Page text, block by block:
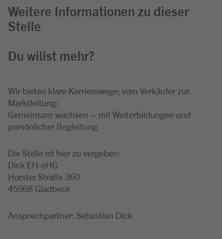
Weitere Informationen zu dieser
Stelle
Du willst mehr?
Wir bieten klare Karrierewege; vom Verkäufer zur
Marktleitung:
Gemeinsam wachsen – mit Weiterbildungen und
persönlicher Begleitung
Die Stelle ist hier zu vergeben:
Dick EH-oHG
Horster Straße 360
45968 Gladbeck
Ansprechpartner: Sebastian Dick